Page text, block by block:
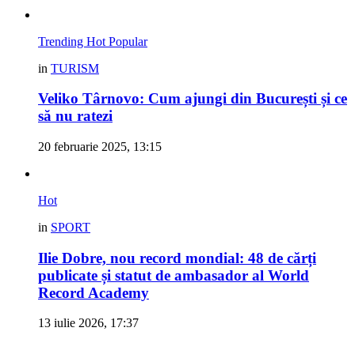
Trending Hot Popular
in TURISM
Veliko Târnovo: Cum ajungi din București și ce
să nu ratezi
20 februarie 2025, 13:15
Hot
in SPORT
Ilie Dobre, nou record mondial: 48 de cărți
publicate și statut de ambasador al World
Record Academy
13 iulie 2026, 17:37